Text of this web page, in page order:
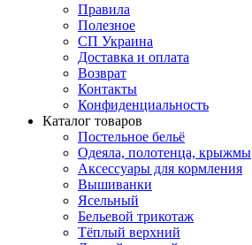
Правила
Полезное
СП Украина
Доставка и оплата
Возврат
Контакты
Конфиденциальность
Каталог товаров
Постельное бельё
Одеяла, полотенца, крыжмы
Аксессуары для кормления
Вышиванки
Ясельный
Бельевой трикотаж
Тёплый верхний